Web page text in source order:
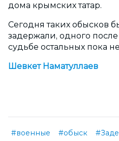
дома крымских татар.
Сегодня таких обысков
задержали, одного
судьбе остальных пока
Шевкет Наматуллаев
#военные #обыск